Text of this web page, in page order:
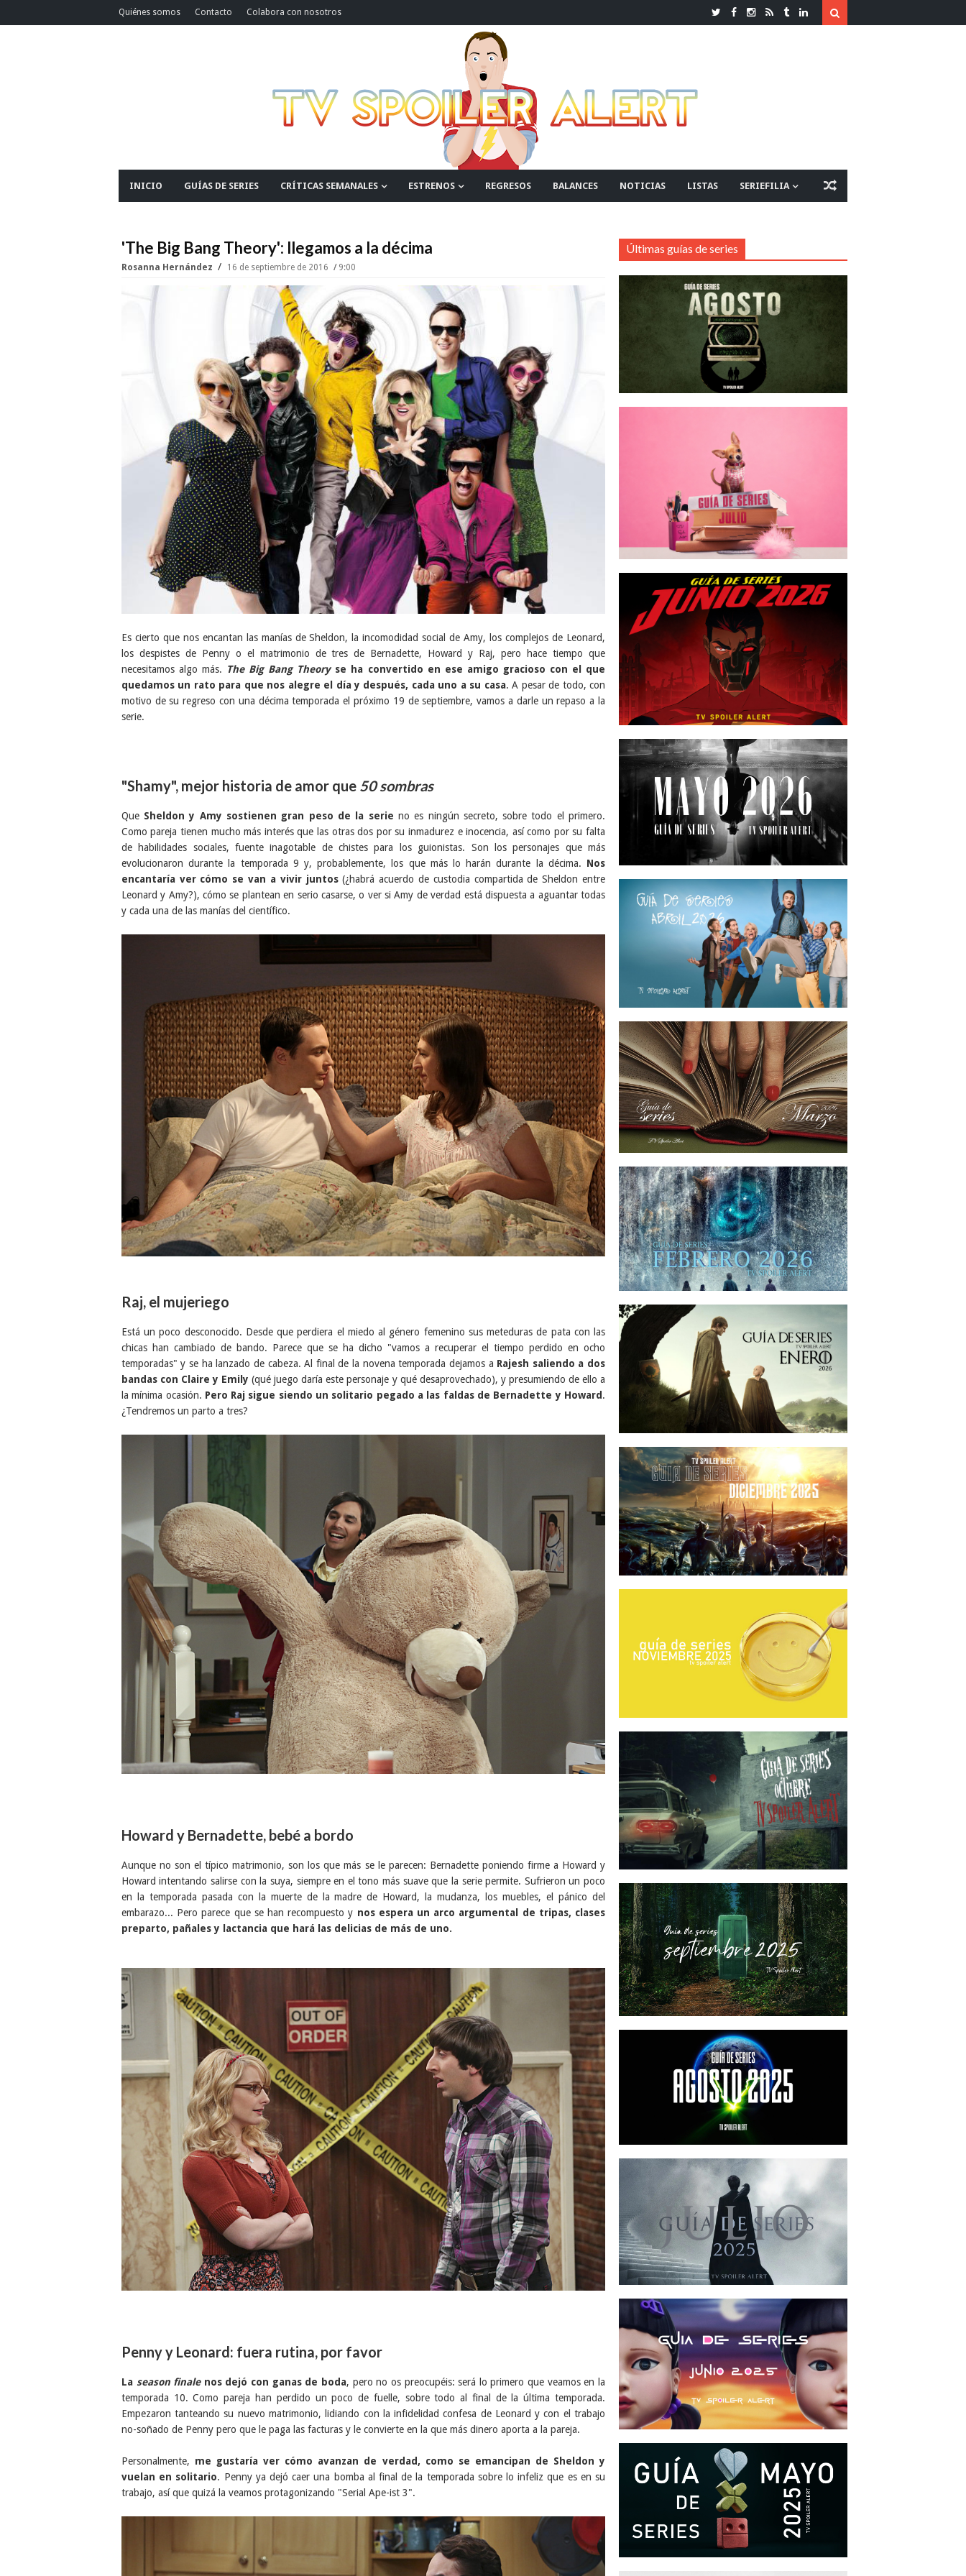
Quiénes somos Contacto Colabora con nosotros
INICIO GUÍAS DE SERIES CRÍTICAS SEMANALES ESTRENOS REGRESOS BALANCES NOTICIAS LISTAS SERIEFILIA
'The Big Bang Theory': llegamos a la décima
Rosanna Hernández 16 de septiembre de 2016 9:00
Es cierto que nos encantan las manías de Sheldon, la incomodidad social de Amy, los complejos de Leonard,
los despistes de Penny o el matrimonio de tres de Bernadette, Howard y Raj, pero hace tiempo que
necesitamos algo más. The Big Bang Theoryse ha convertido en ese amigo gracioso con el que
quedamos un rato para que nos alegre el día y después, cada uno a su casa. A pesar de todo, con
motivo de su regreso con una décima temporada el próximo 19 de septiembre, vamos a darle un repaso a la
serie.
"Shamy", mejor historia de amor que 50 sombras
Que Sheldon y Amy sostienen gran peso de la serie no es ningún secreto, sobre todo el primero.
Como pareja tienen mucho más interés que las otras dos por su inmadurez e inocencia, así como por su falta
de habilidades sociales, fuente inagotable de chistes para los guionistas. Son los personajes que más
evolucionaron durante la temporada 9 y, probablemente, los que más lo harán durante la décima. Nos
encantaría ver cómo se van a vivir juntos(¿habrá acuerdo de custodia compartida de Sheldon entre
Leonard y Amy?), cómo se plantean en serio casarse, o ver si Amy de verdad está dispuesta a aguantar todas
y cada una de las manías del científico.
Raj, el mujeriego
Está un poco desconocido. Desde que perdiera el miedo al género femenino sus meteduras de pata con las
chicas han cambiado de bando. Parece que se ha dicho "vamos a recuperar el tiempo perdido en ocho
temporadas" y se ha lanzado de cabeza. Al final de la novena temporada dejamos a Rajesh saliendo a dos
bandas con Claire y Emily(qué juego daría este personaje y qué desaprovechado), y presumiendo de ello a
la mínima ocasión. Pero Raj sigue siendo un solitario pegado a las faldas de Bernadette y Howard.
¿Tendremos un parto a tres?
Howard y Bernadette, bebé a bordo
Aunque no son el típico matrimonio, son los que más se le parecen: Bernadette poniendo firme a Howard y
Howard intentando salirse con la suya, siempre en el tono más suave que la serie permite. Sufrieron un poco
en la temporada pasada con la muerte de la madre de Howard, la mudanza, los muebles, el pánico del
embarazo... Pero parece que se han recompuesto y nos espera un arco argumental de tripas, clases
preparto, pañales y lactancia que hará las delicias de más de uno.
Penny y Leonard: fuera rutina, por favor
La season finalenos dejó con ganas de boda, pero no os preocupéis: será lo primero que veamos en la
temporada 10. Como pareja han perdido un poco de fuelle, sobre todo al final de la última temporada.
Empezaron tanteando su nuevo matrimonio, lidiando con la infidelidad confesa de Leonard y con el trabajo
no-soñado de Penny pero que le paga las facturas y le convierte en la que más dinero aporta a la pareja.
Personalmente, me gustaría ver cómo avanzan de verdad, como se emancipan de Sheldon y
vuelan en solitario. Penny ya dejó caer una bomba al final de la temporada sobre lo infeliz que es en su
trabajo, así que quizá la veamos protagonizando "Serial Ape-ist 3".
Últimas guías de series